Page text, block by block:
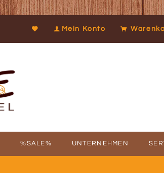
Mein Konto
%SALE% UNTERNEHMEN